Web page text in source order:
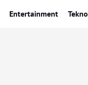
Entertainment Tekno